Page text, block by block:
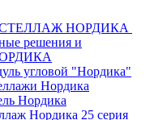
НОРДИКА
решения и
угловой "Нордика"
Нордика
Нордика
Нордика 25 серия